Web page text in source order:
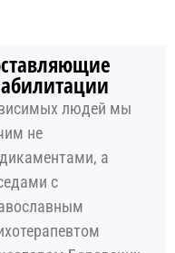
людей мы
не
а
с